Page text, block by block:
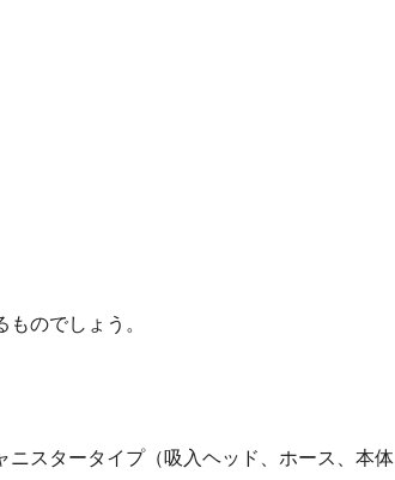
のでしょう。
スタータイプ（吸入ヘッド、ホース、本体